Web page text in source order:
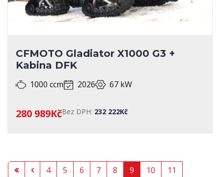
CFMOTO Gladiator X1000 G3 +
Kabina DFK
1000 ccm 2026 67 kW
280 989KčBez DPH: 232 222Kč
4 5 6 7 8 9 10
11